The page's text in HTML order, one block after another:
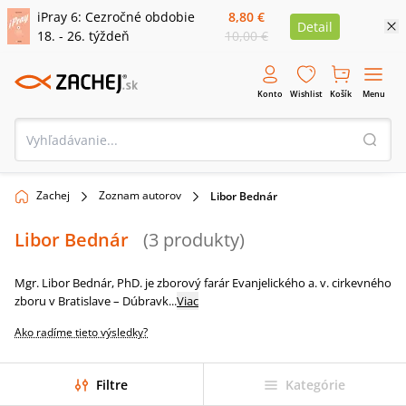
iPray 6: Cezročné obdobie
18. - 26. týždeň
8,80 €
10,00 €
Detail
Konto Wishlist Košík Menu
Zachej Zoznam autorov Libor Bednár
Libor Bednár (3 produkty)
Mgr. Libor Bednár, PhD. je zborový farár Evanjelického a. v. cirkevného
zboru v Bratislave – Dúbravk...Viac
Ako radíme tieto výsledky?
Filtre Kategórie